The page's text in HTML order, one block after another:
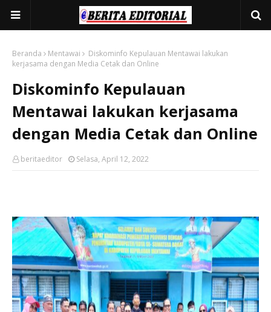
Beranda Mentawai
Diskominfo Kepulauan Mentawai lakukan
kerjasama dengan Media Cetak dan Online
Diskominfo Kepulauan
Mentawai lakukan kerjasama
dengan Media Cetak dan Online
beritaeditor Selasa, April 12, 2022